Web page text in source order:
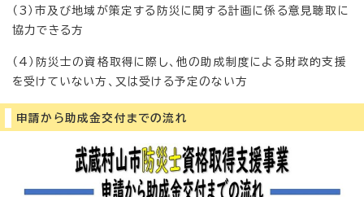
（3）市及び地域が策定する防災に関する計画に係る意見聴取に
協力できる方
（4）防災士の資格取得に際し、他の助成制度による財政的支援
を受けていない方、又は受ける予定のない方
申請から助成金交付までの流れ